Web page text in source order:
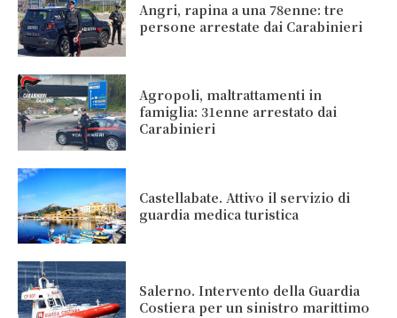
Angri, rapina a una 78enne: tre
persone arrestate dai Carabinieri
Agropoli, maltrattamenti in
famiglia: 31enne arrestato dai
Carabinieri
Castellabate. Attivo il servizio di
guardia medica turistica
Salerno. Intervento della Guardia
Costiera per un sinistro marittimo